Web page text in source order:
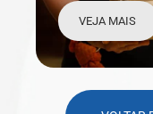
VEJA MAIS